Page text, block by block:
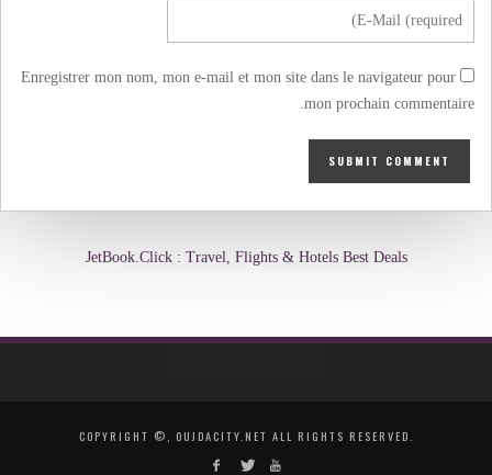
Enregistrer mon nom, mon e-mail et mon site dans le navigateur pour
mon prochain commentaire.
JetBook.Click : Travel, Flights & Hotels Best Deals
COPYRIGHT ©, OUJDACITY.NET ALL RIGHTS RESERVED.